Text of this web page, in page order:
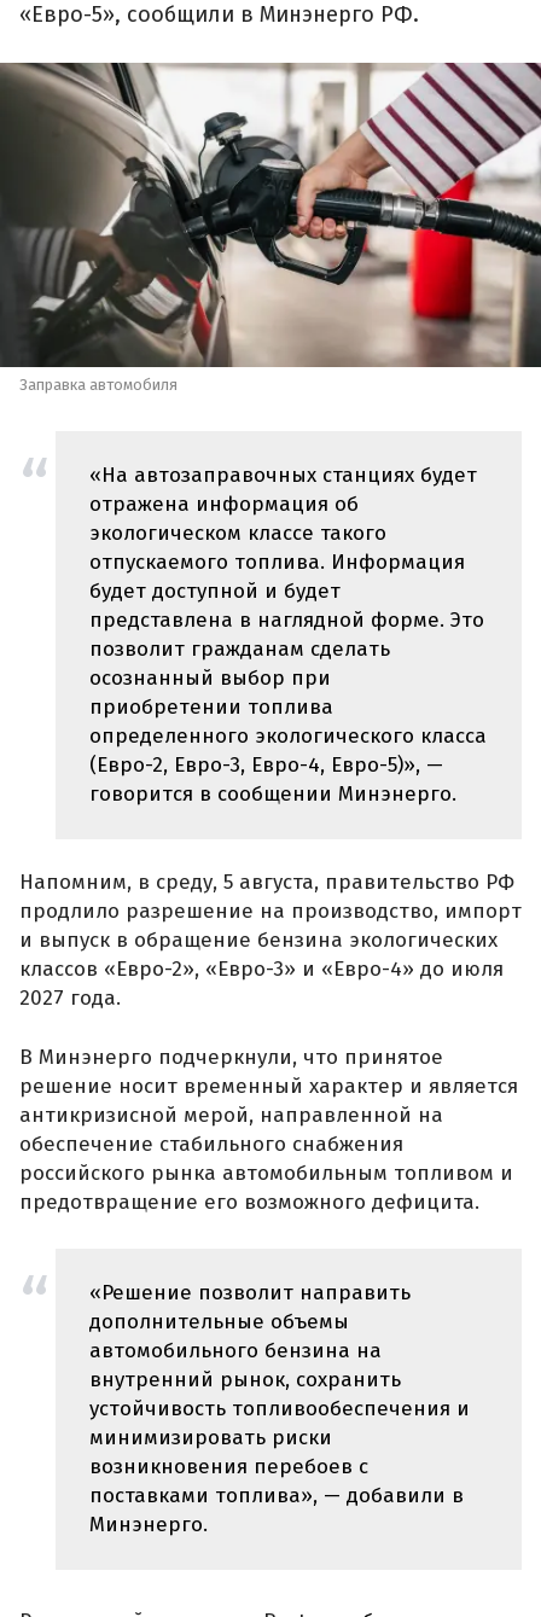
«Евро-5», сообщили в Минэнерго РФ.
Заправка автомобиля
«На автозаправочных станциях будет
отражена информация об
экологическом классе такого
отпускаемого топлива. Информация
будет доступной и будет
представлена в наглядной форме. Это
позволит гражданам сделать
осознанный выбор при
приобретении топлива
определенного экологического класса
(Евро-2, Евро-3, Евро-4, Евро-5)», —
говорится в сообщении Минэнерго.
Напомним, в среду, 5 августа, правительство РФ
продлило разрешение на производство, импорт
и выпуск в обращение бензина экологических
классов «Евро-2», «Евро-3» и «Евро-4» до июля
2027 года.
В Минэнерго подчеркнули, что принятое
решение носит временный характер и является
антикризисной мерой, направленной на
обеспечение стабильного снабжения
российского рынка автомобильным топливом и
предотвращение его возможного дефицита.
«Решение позволит направить
дополнительные объемы
автомобильного бензина на
внутренний рынок, сохранить
устойчивость топливообеспечения и
минимизировать риски
возникновения перебоев с
поставками топлива», — добавили в
Минэнерго.